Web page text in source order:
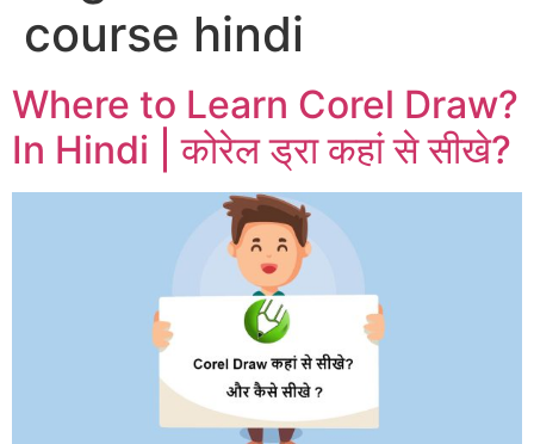
course hindi
Where to Learn Corel Draw?
In Hindi | कोरेल ड्रा कहां से सीखे?